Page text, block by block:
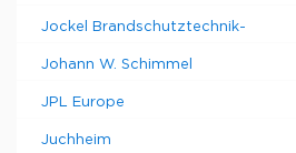
Jockel Brandschutztechnik-
Johann W. Schimmel
JPL Europe
Juchheim